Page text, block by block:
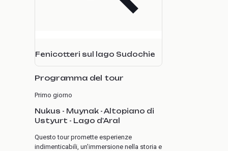
Fenicotteri sul lago Sudochie
Programma del tour
Primo giorno
Nukus - Muynak - Altopiano di
Ustyurt - Lago d'Aral
Questo tour promette esperienze
indimenticabili, un'immersione nella storia e